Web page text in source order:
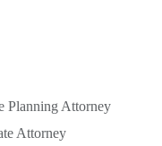
Planning Attorney
Attorney